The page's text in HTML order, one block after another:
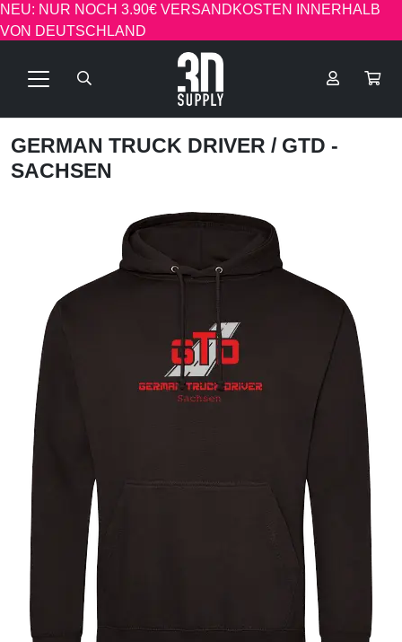
NEU: NUR NOCH 3.90€ VERSANDKOSTEN INNERHALB
VON DEUTSCHLAND
GERMAN TRUCK DRIVER / GTD -
SACHSEN